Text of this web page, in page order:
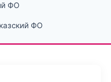
ФО
ФО